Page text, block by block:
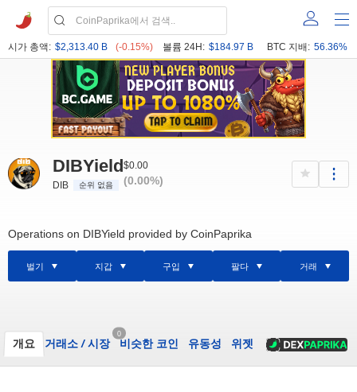
시가 총액: $2,313.40 B (-0.15%) 볼륨 24H: $184.97 B BTC 지배: 56.36%
DIBYield
DIB 순위 없음
$0.00
(0.00%)
Operations on DIBYield provided by CoinPaprika
벌기 지갑 구입 팔다 거래
개요 거래소 /시장
0
비슷한 코인 유동성 위젯